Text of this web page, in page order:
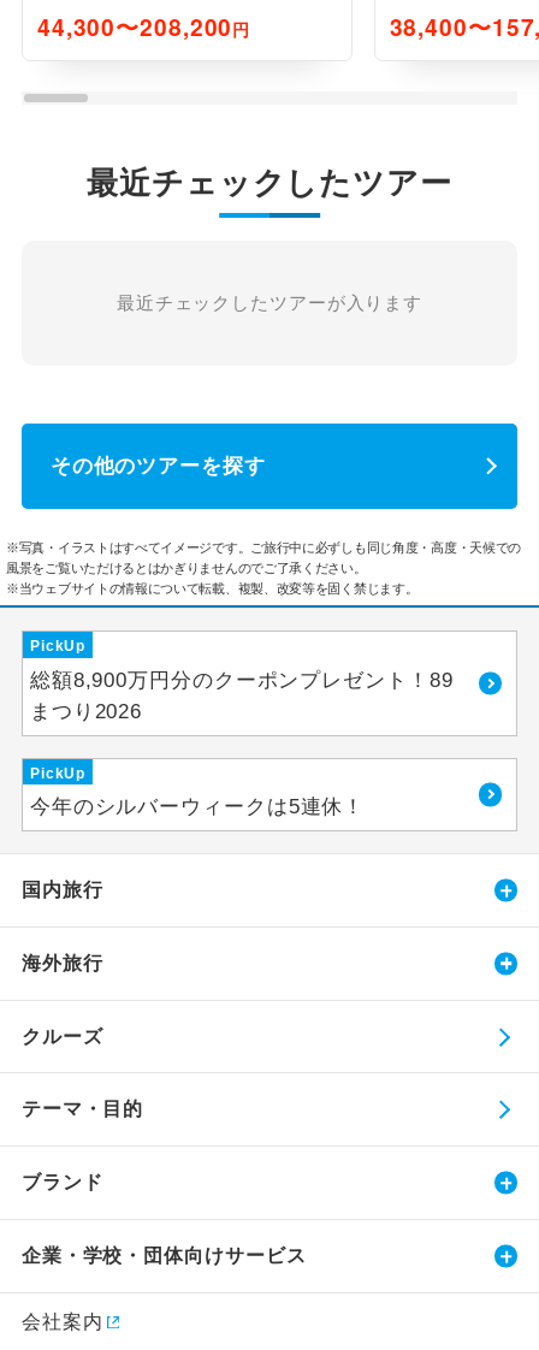
日
44,300〜208,200円
泊3日
38,400〜
最近チェックしたツアー
最近チェックしたツアーが入ります
その他のツアーを探す
※写真・イラストはすべてイメージです。ご旅行中に必ずしも同じ角度・高度・天候での
風景をご覧いただけるとはかぎりませんのでご了承ください。
※当ウェブサイトの情報について転載、複製、改変等を固く禁じます。
PickUp
総額8,900万円分のクーポンプレゼント！89
まつり2026
PickUp
今年のシルバーウィークは5連休！
国内旅行
海外旅行
クルーズ
テーマ・目的
ブランド
企業・学校・団体向けサービス
会社案内